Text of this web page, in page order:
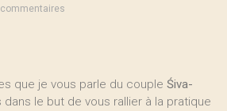
que je vous parle du couple Śiva-
dans le but de vous rallier à la pratique